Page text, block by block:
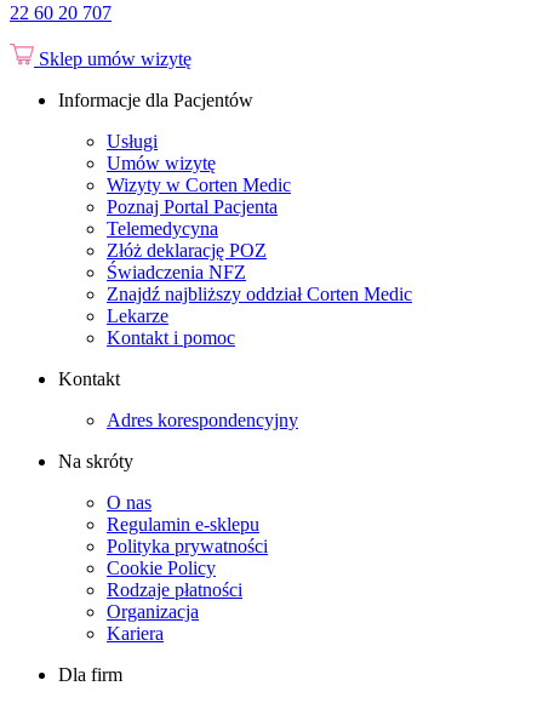
22 60 20 707
Sklep umów wizytę
Informacje dla Pacjentów
Usługi
Umów wizytę
Wizyty w Corten Medic
Poznaj Portal Pacjenta
Telemedycyna
Złóż deklarację POZ
Świadczenia NFZ
Znajdź najbliższy oddział Corten Medic
Lekarze
Kontakt i pomoc
Kontakt
Adres korespondencyjny
Na skróty
O nas
Regulamin e-sklepu
Polityka prywatności
Cookie Policy
Rodzaje płatności
Organizacja
Kariera
Dla firm